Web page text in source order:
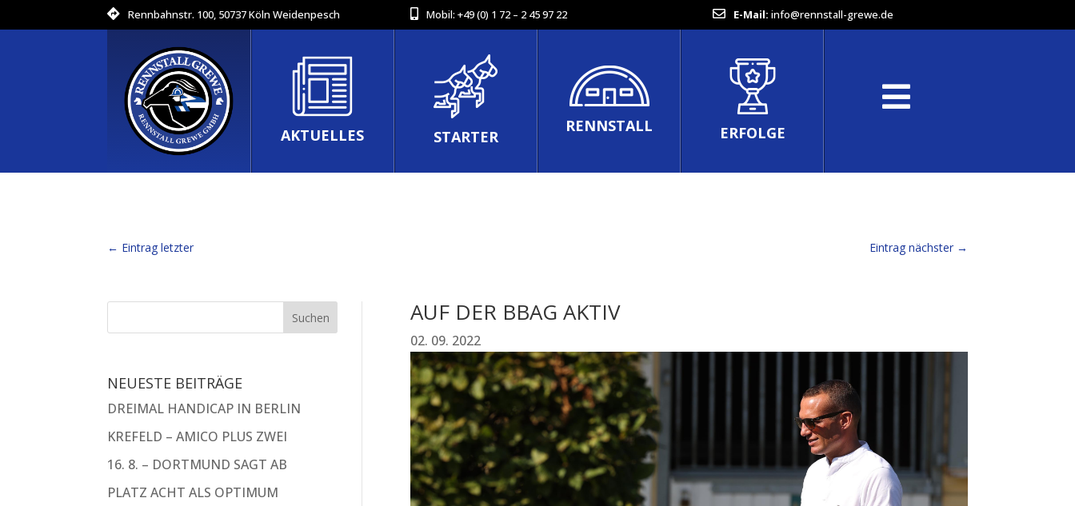
Rennbahnstr. 100, 50737 Köln Weidenpesch Mobil: +49 (0) 1 72 – 2 45 97 22 E-Mail: info@rennstall-grewe.de
AKTUELLES STARTER
RENNSTALL ERFOLGE
← Eintrag letzter Eintrag nächster→
NEUESTE BEITRÄGE
DREIMAL HANDICAP IN BERLIN
KREFELD – AMICO PLUS ZWEI
16. 8. – DORTMUND SAGT AB
PLATZ ACHT ALS OPTIMUM
AUF DER BBAG AKTIV
02. 09. 2022